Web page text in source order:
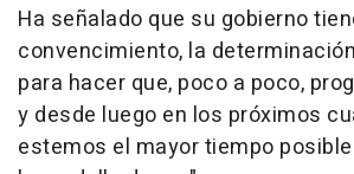
Ha señalado que su gobierno
convencimiento, la
para hacer que, poco a poco,
y desde luego en los próximos
estemos el mayor tiempo